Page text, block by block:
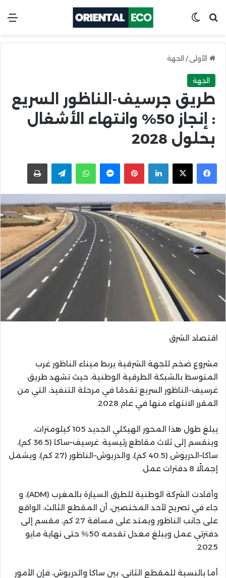
ابحث عنSwitch skin
الأولى / الجهة
الجهة
طريق جرسيف-الناظور السريع
: إنجاز 50% وانتهاء الأشغال
بحلول 2028
Facebook
X
LinkedIn
Pinterest
Messenger
WhatsApp
Telegramاطبعها
اقتصاد الشرق
مشروع ضخم للجهة الشرقية يربط ميناء الناظور غرب
المتوسط بالشبكة الطرقية الوطنية، حيث تشهد طريق
غرسيف-الناظور السريع تقدمًا في مرحلة التنفيذ، التي من
المقرر الانتهاء منها في عام 2028.
يبلغ طول هذا المحور الهيكلي الجديد 105 كيلومترات،
وينقسم إلى ثلاث مقاطع رئيسية: غرسيف–ساكا (36.5 كم)،
ساكا–الدريوش (40.5 كم)، والدريوش–الناظور (27 كم)، ويشمل
إجمالًا 8 دفترات عمل.
وأفادت الشركة الوطنية للطرق السيارة بالمغرب (ADM)، و
جاء في تصريح لأحد المختصين، أن المقطع الثالث، الواقع
على جانب الناظور ويمتد على مسافة 27 كم، مقسم إلى
دفترتي عمل ويبلغ معدل تقدمه 50% حتى نهاية مايو
2025.
أما بالنسبة للمقطع الثاني، بين ساكا والدريوش، فإن الأمور